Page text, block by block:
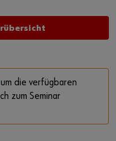
die verfügbaren
zum Seminar